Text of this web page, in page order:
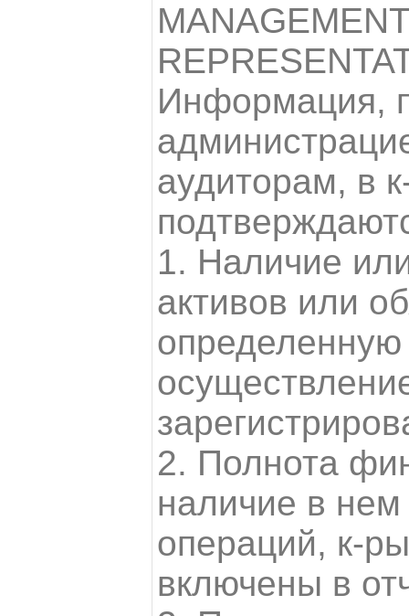
Информация,
аудиторам, в
1. Наличие
активов или
определенную
2. Полнота
наличие в нем
операций, к-
включены в